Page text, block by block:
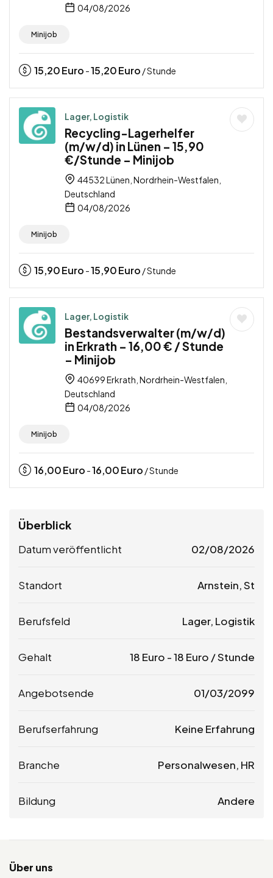
04/08/2026
Minijob
15,20Euro -15,20Euro / Stunde
Lager, Logistik
Recycling-Lagerhelfer
(m/w/d) in Lünen – 15,90
€/Stunde – Minijob
44532 Lünen, Nordrhein-Westfalen,
Deutschland
04/08/2026
Minijob
15,90Euro -15,90Euro / Stunde
Lager, Logistik
Bestandsverwalter (m/w/d)
in Erkrath – 16,00 € / Stunde
– Minijob
40699 Erkrath, Nordrhein-Westfalen,
Deutschland
04/08/2026
Minijob
16,00Euro -16,00Euro / Stunde
Überblick
Datum veröffentlicht 02/08/2026
Standort Arnstein, St
Berufsfeld Lager, Logistik
Gehalt 18 Euro -18 Euro / Stunde
Angebotsende 01/03/2099
Berufserfahrung Keine Erfahrung
Branche Personalwesen, HR
Bildung Andere
Über uns